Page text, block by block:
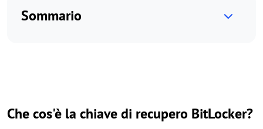
Sommario
Che cos'è la chiave di recupero BitLocker?